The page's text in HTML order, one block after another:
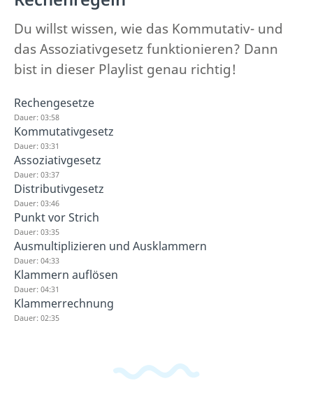
Du willst wissen, wie das Kommutativ- und
das Assoziativgesetz funktionieren? Dann
bist in dieser Playlist genau richtig!
Rechengesetze
Dauer: 03:58
Kommutativgesetz
Dauer: 03:31
Assoziativgesetz
Dauer: 03:37
Distributivgesetz
Dauer: 03:46
Punkt vor Strich
Dauer: 03:35
Ausmultiplizieren und Ausklammern
Dauer: 04:33
Klammern auflösen
Dauer: 04:31
Klammerrechnung
Dauer: 02:35